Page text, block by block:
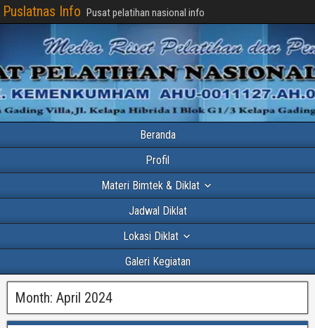
Puslatnas Info Pusat pelatihan nasional info
Beranda
Profil
Materi Bimtek & Diklat
Jadwal Diklat
Lokasi Diklat
Galeri Kegiatan
Month: April 2024